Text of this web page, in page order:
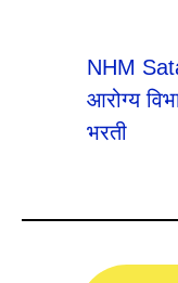
NHM
आरोग्य
भरती